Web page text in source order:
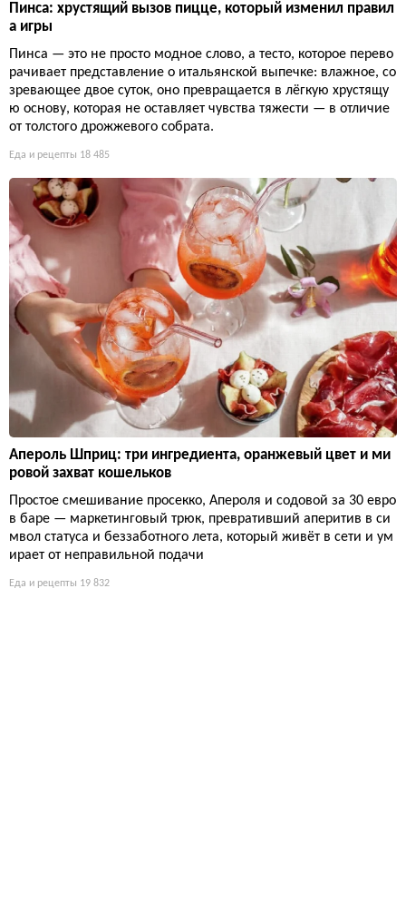
Пинса: хрустящий вызов пицце, который изменил правил
а игры
Пинса — это не просто модное слово, а тесто, которое перево
рачивает представление о итальянской выпечке: влажное, со
зревающее двое суток, оно превращается в лёгкую хрустящу
ю основу, которая не оставляет чувства тяжести — в отличие
от толстого дрожжевого собрата.
Еда и рецепты 18 485
Апероль Шприц: три ингредиента, оранжевый цвет и ми
ровой захват кошельков
Простое смешивание просекко, Апероля и содовой за 30 евро
в баре — маркетинговый трюк, превративший аперитив в си
мвол статуса и беззаботного лета, который живёт в сети и ум
ирает от неправильной подачи
Еда и рецепты 19 832